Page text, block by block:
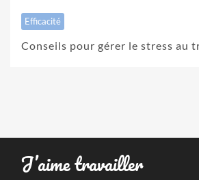
Efficacité
Conseils pour gérer le stress au
J’aime travailler